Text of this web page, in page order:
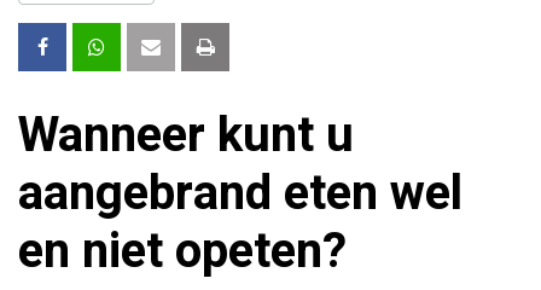
Wanneer kunt u
aangebrand eten wel
en niet opeten?